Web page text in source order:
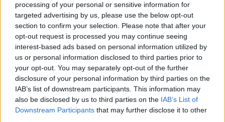
processing of your personal or sensitive information for
targeted advertising by us, please use the below opt-out
section to confirm your selection. Please note that after your
opt-out request is processed you may continue seeing
interest-based ads based on personal information utilized by
us or personal information disclosed to third parties prior to
your opt-out. You may separately opt-out of the further
disclosure of your personal information by third parties on the
IAB’s list of downstream participants. This information may
also be disclosed by us to third parties on the IAB’s List of
Downstream Participants that may further disclose it to other
Ελλάδα|20.03.2021 20:00
Lockdown: Πώς θα λειτουργήσουν οι
εκκλησίες την Κυριακή της Ορθοδοξίας
Τα μέτρα που θα ισχύουν για το άνοιγμα των
εκκλησιών - Κυριακή της ορθοδοξίας με
ανοιχτές εκκλησίες